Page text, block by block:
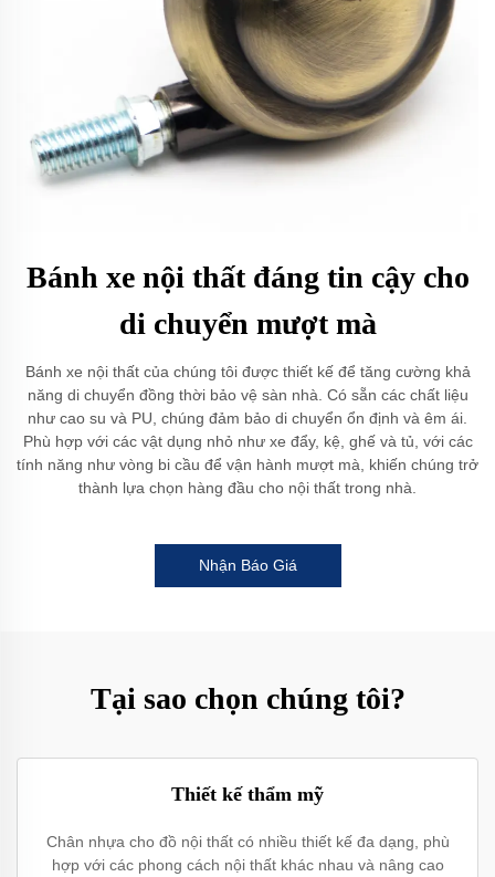
Bánh xe nội thất đáng tin cậy cho
di chuyển mượt mà
Bánh xe nội thất của chúng tôi được thiết kế để tăng cường khả
năng di chuyển đồng thời bảo vệ sàn nhà. Có sẵn các chất liệu
như cao su và PU, chúng đảm bảo di chuyển ổn định và êm ái.
Phù hợp với các vật dụng nhỏ như xe đẩy, kệ, ghế và tủ, với các
tính năng như vòng bi cầu để vận hành mượt mà, khiến chúng trở
thành lựa chọn hàng đầu cho nội thất trong nhà.
Nhận Báo Giá
Tại sao chọn chúng tôi?
Thiết kế thẩm mỹ
Chân nhựa cho đồ nội thất có nhiều thiết kế đa dạng, phù
hợp với các phong cách nội thất khác nhau và nâng cao